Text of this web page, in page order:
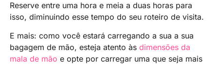
Reserve entre uma hora e meia a duas horas para
isso, diminuindo esse tempo do seu roteiro de visita.
E mais: como você estará carregando a sua a sua
bagagem de mão, esteja atento às dimensões da
mala de mão e opte por carregar uma que seja mais